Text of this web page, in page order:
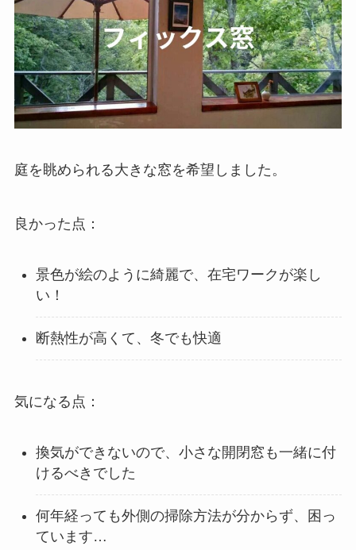
庭を眺められる大きな窓を希望しました。
良かった点：
景色が絵のように綺麗で、在宅ワークが楽し
い！
断熱性が高くて、冬でも快適
気になる点：
換気ができないので、小さな開閉窓も一緒に付
けるべきでした
何年経っても外側の掃除方法が分からず、困っ
ています…